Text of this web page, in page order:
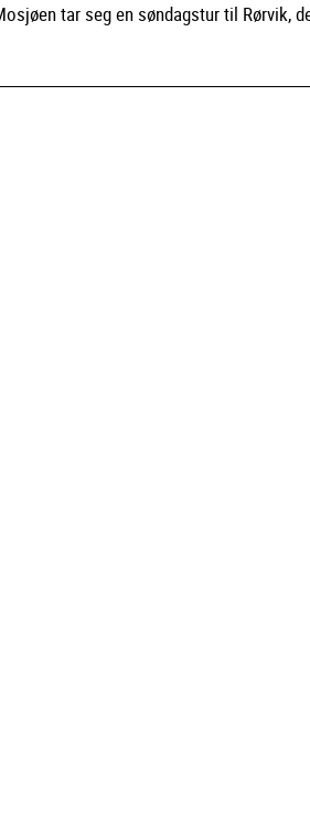
tar seg en søndagstur til Rørvik,